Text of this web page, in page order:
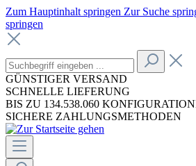
Zum Hauptinhalt springen Zur Suche
springen
GÜNSTIGER VERSAND
SCHNELLE LIEFERUNG
BIS ZU 134.538.060
SICHERE ZAHLUNGSMETHODEN